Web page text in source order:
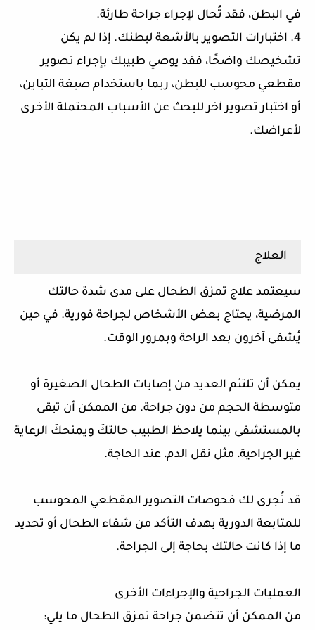
في البطن، فقد تُحال لإجراء جراحة طارئة.
4. اختبارات التصوير بالأشعة لبطنك. إذا لم يكن
تشخيصك واضحًا، فقد يوصي طبيبك بإجراء تصوير
مقطعي محوسب للبطن، ربما باستخدام صبغة التباين،
أو اختبار تصوير آخر للبحث عن الأسباب المحتملة الأخرى
لأعراضك.
العلاج
سيعتمد علاج تمزق الطحال على مدى شدة حالتك
المرضية، يحتاج بعض الأشخاص لجراحة فورية. في حين
يُشفى آخرون بعد الراحة وبمرور الوقت.
يمكن أن تلتئم العديد من إصابات الطحال الصغيرة أو
متوسطة الحجم من دون جراحة. من الممكن أن تبقى
بالمستشفى بينما يلاحظ الطبيب حالتكَ ويمنحكَ الرعاية
غير الجراحية، مثل نقل الدم، عند الحاجة.
قد تُجرى لك فحوصات التصوير المقطعي المحوسب
للمتابعة الدورية بهدف التأكد من شفاء الطحال أو تحديد
ما إذا كانت حالتك بحاجة إلى الجراحة.
العمليات الجراحية والإجراءات الأخرى
من الممكن أن تتضمن جراحة تمزق الطحال ما يلي: